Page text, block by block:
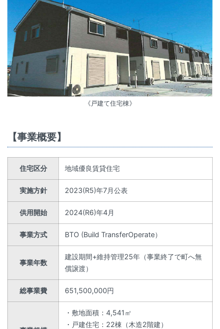
《戸建て住宅棟》
【事業概要】
住宅区分 地域優良賃貸住宅
実施方針 2023(R5)年7月公表
供用開始 2024(R6)年4月
事業方式 BTO (Build TransferOperate）
事業年数
建設期間+維持管理25年（事業終了で町へ無
償譲渡）
総事業費 651,500,000円
・敷地面積：4,541㎡
・戸建住宅：22棟（木造2階建）